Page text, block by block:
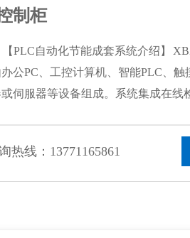
制柜
PLC自动化节能成套系统介绍】
公PC、工控计算机、智能PLC、触
伺服器等设备组成。系统集成在线
热线：13771165861